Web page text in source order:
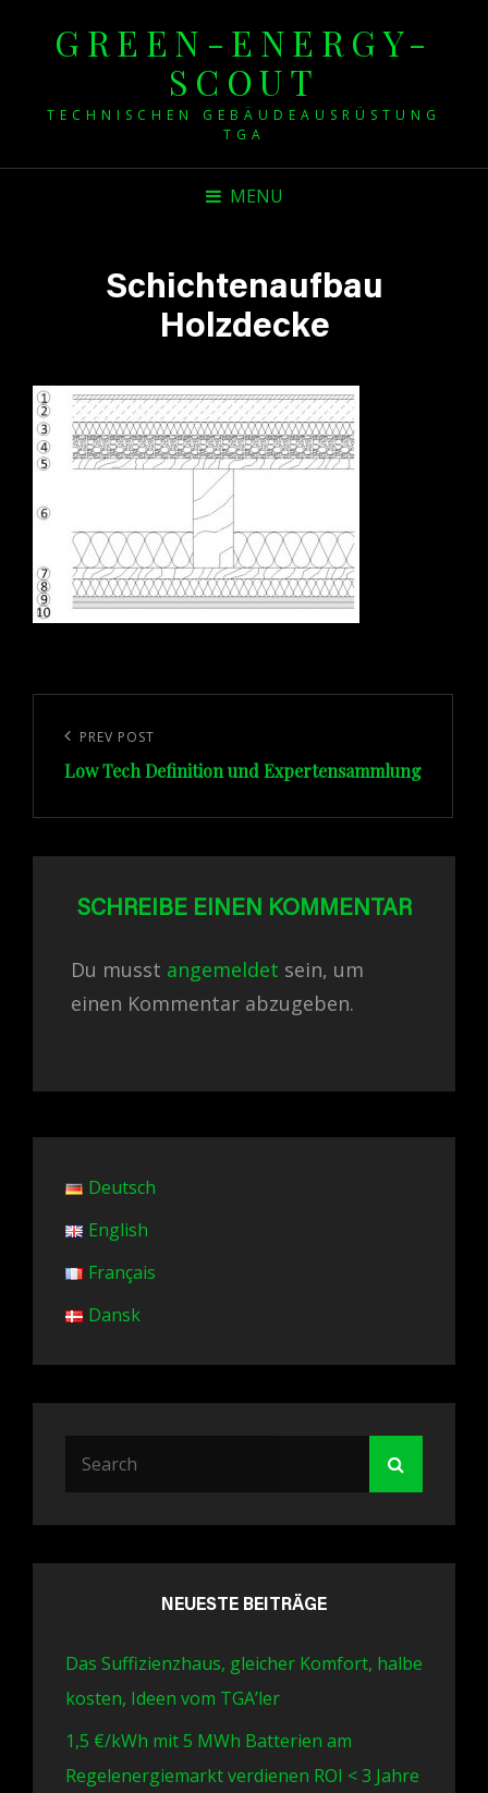
GREEN-ENERGY-
SCOUT
TECHNISCHEN GEBÄUDEAUSRÜSTUNG
TGA
MENU
Schichtenaufbau
Holzdecke
Previous
Post
PREV POST
Low Tech Definition und Expertensammlung
SCHREIBE EINEN KOMMENTAR
Du musst angemeldet sein, um
einen Kommentar abzugeben.
Deutsch
English
Français
Dansk
NEUESTE BEITRÄGE
Das Suffizienzhaus, gleicher Komfort, halbe
kosten, Ideen vom TGA’ler
1,5 €/kWh mit 5 MWh Batterien am
Regelenergiemarkt verdienen ROI < 3 Jahre